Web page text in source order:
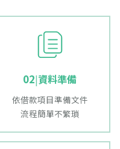
02|資料準備
依借款項目準備文件
流程簡單不繁瑣